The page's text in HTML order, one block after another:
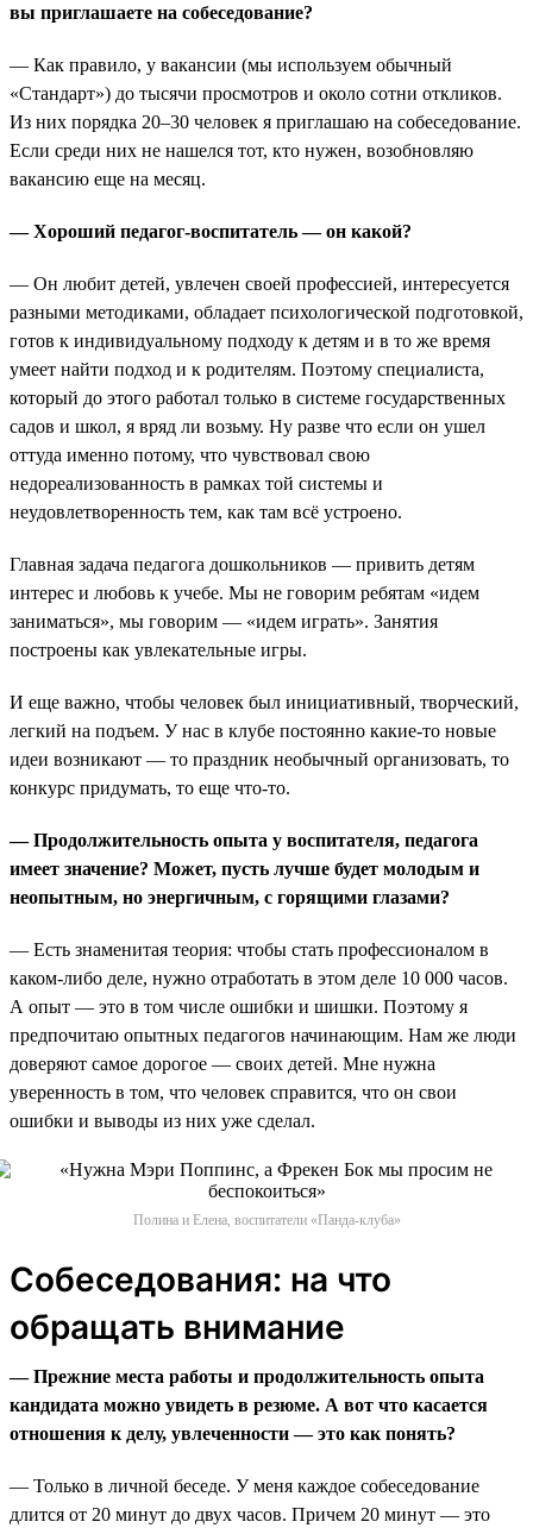
вы приглашаете на собеседование?
— Как правило, у вакансии (мы используем обычный
«Стандарт») до тысячи просмотров и около сотни откликов.
Из них порядка 20–30 человек я приглашаю на собеседование.
Если среди них не нашелся тот, кто нужен, возобновляю
вакансию еще на месяц.
— Хороший педагог-воспитатель — он какой?
— Он любит детей, увлечен своей профессией, интересуется
разными методиками, обладает психологической подготовкой,
готов к индивидуальному подходу к детям и в то же время
умеет найти подход и к родителям. Поэтому специалиста,
который до этого работал только в системе государственных
садов и школ, я вряд ли возьму. Ну разве что если он ушел
оттуда именно потому, что чувствовал свою
недореализованность в рамках той системы и
неудовлетворенность тем, как там всё устроено.
Главная задача педагога дошкольников — привить детям
интерес и любовь к учебе. Мы не говорим ребятам «идем
заниматься», мы говорим — «идем играть». Занятия
построены как увлекательные игры.
И еще важно, чтобы человек был инициативный, творческий,
легкий на подъем. У нас в клубе постоянно какие-то новые
идеи возникают — то праздник необычный организовать, то
конкурс придумать, то еще что-то.
— Продолжительность опыта у воспитателя, педагога
имеет значение? Может, пусть лучше будет молодым и
неопытным, но энергичным, с горящими глазами?
— Есть знаменитая теория: чтобы стать профессионалом в
каком-либо деле, нужно отработать в этом деле 10 000 часов.
А опыт — это в том числе ошибки и шишки. Поэтому я
предпочитаю опытных педагогов начинающим. Нам же люди
доверяют самое дорогое — своих детей. Мне нужна
уверенность в том, что человек справится, что он свои
ошибки и выводы из них уже сделал.
Полина и Елена, воспитатели «Панда-клуба»
Собеседования: на что
обращать внимание
— Прежние места работы и продолжительность опыта
кандидата можно увидеть в резюме. А вот что касается
отношения к делу, увлеченности — это как понять?
— Только в личной беседе. У меня каждое собеседование
длится от 20 минут до двух часов. Причем 20 минут — это